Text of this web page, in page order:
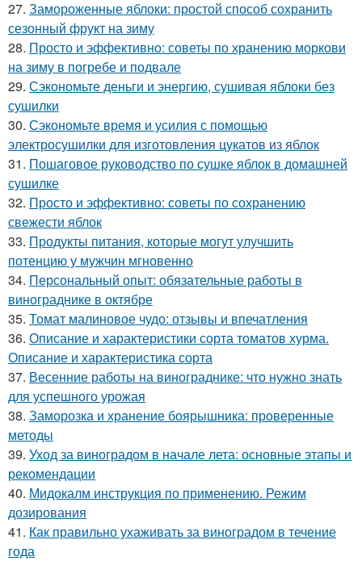
27. Замороженные яблоки: простой способ сохранить
сезонный фрукт на зиму
28. Просто и эффективно: советы по хранению моркови
на зиму в погребе и подвале
29. Сэкономьте деньги и энергию, сушивая яблоки без
сушилки
30. Сэкономьте время и усилия с помощью
электросушилки для изготовления цукатов из яблок
31. Пошаговое руководство по сушке яблок в домашней
сушилке
32. Просто и эффективно: советы по сохранению
свежести яблок
33. Продукты питания, которые могут улучшить
потенцию у мужчин мгновенно
34. Персональный опыт: обязательные работы в
винограднике в октябре
35. Томат малиновое чудо: отзывы и впечатления
36. Описание и характеристики сорта томатов хурма.
Описание и характеристика сорта
37. Весенние работы на винограднике: что нужно знать
для успешного урожая
38. Заморозка и хранение боярышника: проверенные
методы
39. Уход за виноградом в начале лета: основные этапы и
рекомендации
40. Мидокалм инструкция по применению. Режим
дозирования
41. Как правильно ухаживать за виноградом в течение
года